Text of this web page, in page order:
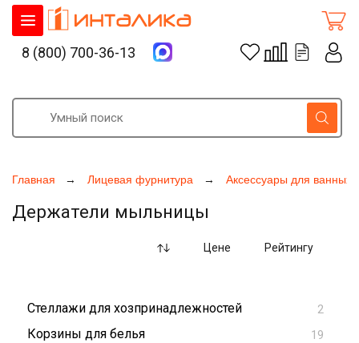
Главная Лицевая фурнитура Аксессуары для ванных
Держатели мыльницы
Цене Рейтингу
Стеллажи для хозпринадлежностей 2
Корзины для белья 19
8 (800) 700-36-13